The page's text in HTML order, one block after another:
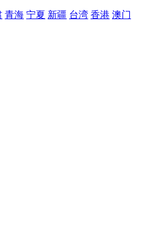
青海 宁夏 新疆 台湾 香港 澳门